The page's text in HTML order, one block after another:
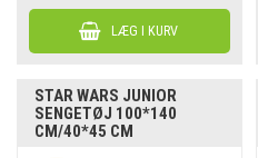
STAR WARS JUNIOR
SENGETØJ 100*140
CM/40*45 CM